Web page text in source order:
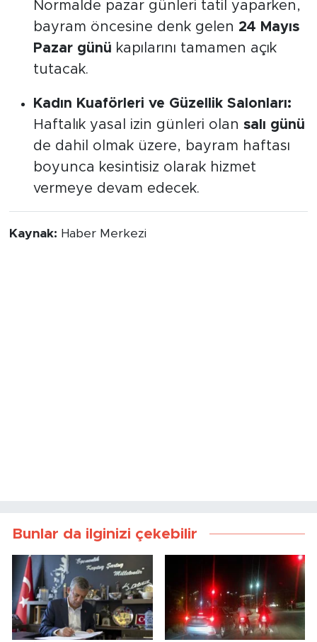
Normalde pazar günleri tatil yaparken,
bayram öncesine denk gelen 24 Mayıs
Pazar günü kapılarını tamamen açık
tutacak.
Kadın Kuaförleri ve Güzellik Salonları:
Haftalık yasal izin günleri olan salı günü
de dahil olmak üzere, bayram haftası
boyunca kesintisiz olarak hizmet
vermeye devam edecek.
Kaynak: Haber Merkezi
Bunlar da ilginizi çekebilir